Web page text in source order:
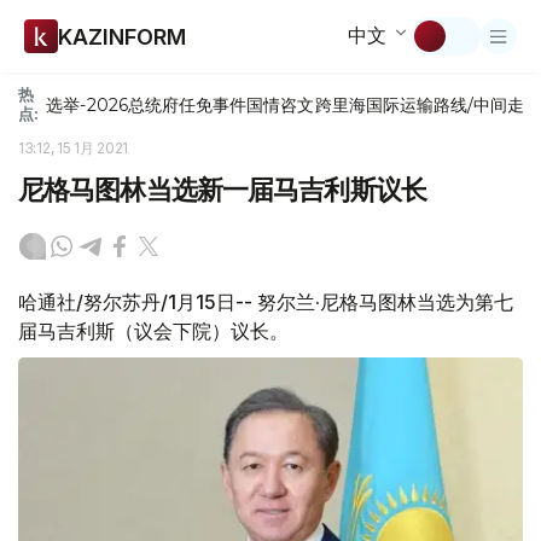
KAZINFORM 中文
热
点: 选举-2026总统府任免事件国情咨文跨里海国际运输路线/中间走廊
13:12, 15 1月 2021
尼格马图林当选新一届马吉利斯议长
哈通社/努尔苏丹/1月15日-- 努尔兰·尼格马图林当选为第七
届马吉利斯（议会下院）议长。